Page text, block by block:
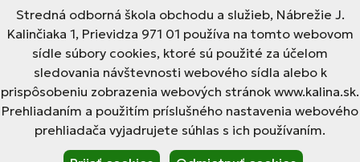
Stredná odborná škola obchodu a služieb, Nábrežie J.
Kalinčiaka 1, Prievidza 971 01 používa na tomto webovom
sídle súbory cookies, ktoré sú použité za účelom
sledovania návštevnosti webového sídla alebo k
prispôsobeniu zobrazenia webových stránok www.kalina.sk.
Prehliadaním a použitím príslušného nastavenia webového
prehliadača vyjadrujete súhlas s ich používaním.